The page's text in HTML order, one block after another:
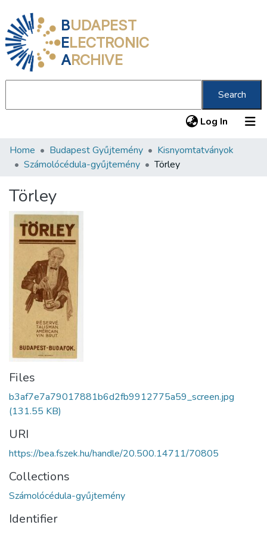
BUDAPEST
ELECTRONIC
ARCHIVE
Search
Log In (current)
Communities & Collections
Statistics
About us
Home Budapest Gyűjtemény
Kisnyomtatványok
Számolócédula-gyűjtemény
Törley
Törley
Files
b3af7e7a79017881b6d2fb9912775a59_screen.jpg
(131.55 KB)
URI
https://bea.fszek.hu/handle/20.500.14711/70805
Collections
Számolócédula-gyűjtemény
Identifier